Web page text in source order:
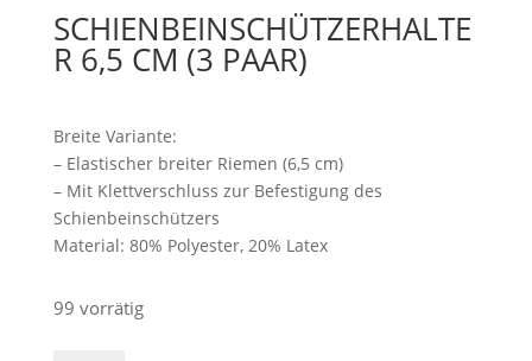
SCHIENBEINSCHÜTZERHALTE
R 6,5 CM (3 PAAR)
Breite Variante:
– Elastischer breiter Riemen (6,5 cm)
– Mit Klettverschluss zur Befestigung des
Schienbeinschützers
Material: 80% Polyester, 20% Latex
99 vorrätig